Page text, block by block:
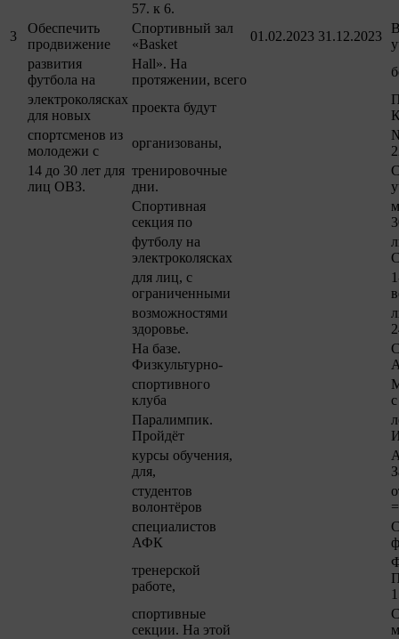
57. к 6.
3
Обеспечить
продвижение
Спортивный зал
«Basket
01.02.2023 31.12.2023
развития
футбола на
Hall». На
протяжении, всего
электроколясках
для новых
проекта будут
спортсменов из
молодежи с
организованы,
14 до 30 лет для
лиц ОВЗ.
тренировочные
дни.
Спортивная
секция по
футболу на
электроколясках
для лиц, с
ограниченными
возможностями
здоровье.
На базе.
Физкультурно-
спортивного
клуба
Паралимпик.
Пройдёт
курсы обучения,
для,
студентов
волонтёров
специалистов
АФК
тренерской
работе,
спортивные
секции. На этой